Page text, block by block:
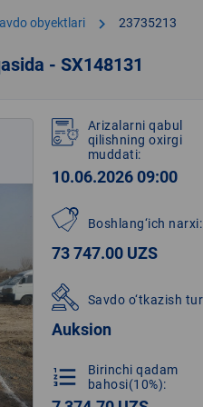
obyektlari chevron_right 23735213
- SX148131
Arizalarni qabul
qilishning oxirgi
muddati:
10.06.2026 09:00
Boshlang‘ich narxi:
73 747.00 UZS
Savdo o‘tkazish
Auksion
format_list_numbered
Birinchi qadam
bahosi(10%):